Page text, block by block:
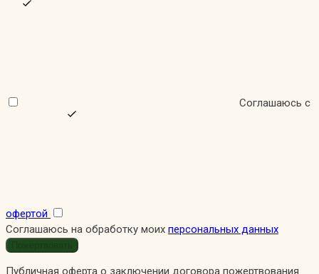
Соглашаюсь с
офертой
Соглашаюсь на обработку моих персональных данных
Публичная оферта о заключении договора пожертвования